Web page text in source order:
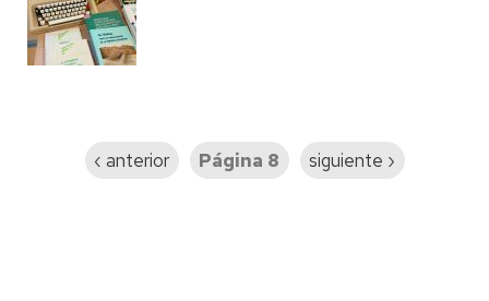
Página
‹ anterior Página 8
Siguiente
siguiente ›